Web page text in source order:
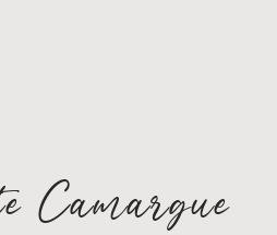
Camargue